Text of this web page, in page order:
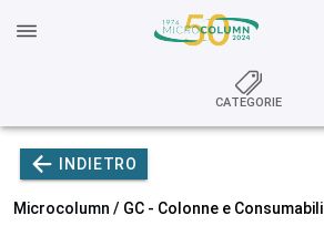
CATEGORIE
INDIETRO
Microcolumn / GC - Colonne e Consumabili